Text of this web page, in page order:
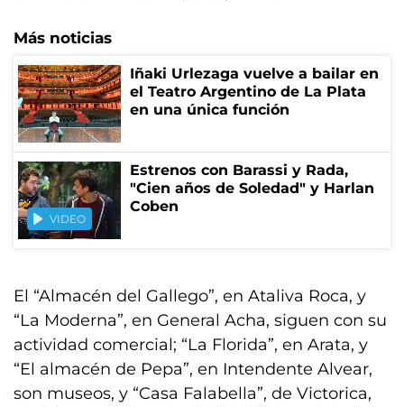
Más noticias
Iñaki Urlezaga vuelve a bailar en
el Teatro Argentino de La Plata
en una única función
VIDEO
Estrenos con Barassi y Rada,
"Cien años de Soledad" y Harlan
Coben
El “Almacén del Gallego”, en Ataliva Roca, y
“La Moderna”, en General Acha, siguen con su
actividad comercial; “La Florida”, en Arata, y
“El almacén de Pepa”, en Intendente Alvear,
son museos, y “Casa Falabella”, de Victorica,